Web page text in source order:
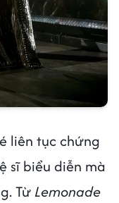
liên tục chứng
sĩ biểu diễn mà
Từ Lemonade